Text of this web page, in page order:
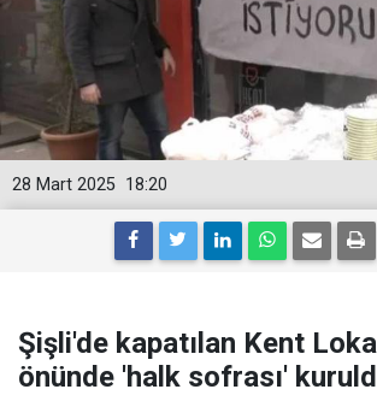
18:20
28 Mart 2025
Şişli'de kapatılan Kent
önünde 'halk sofrası'